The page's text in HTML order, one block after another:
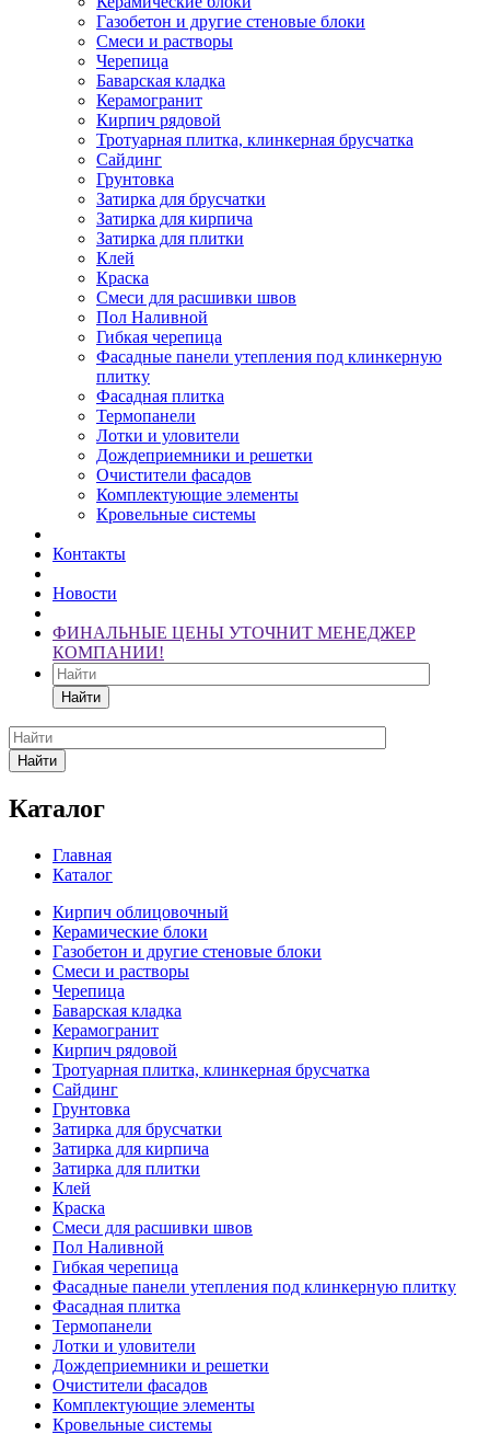
Газобетон и другие стеновые блоки
Смеси и растворы
Черепица
Баварская кладка
Керамогранит
Кирпич рядовой
Тротуарная плитка, клинкерная брусчатка
Сайдинг
Грунтовка
Затирка для брусчатки
Затирка для кирпича
Затирка для плитки
Клей
Краска
Смеси для расшивки швов
Пол Наливной
Гибкая черепица
Фасадные панели утепления под клинкерную
плитку
Фасадная плитка
Термопанели
Лотки и уловители
Дождеприемники и решетки
Очистители фасадов
Комплектующие элементы
Кровельные системы
Контакты
Новости
ФИНАЛЬНЫЕ ЦЕНЫ УТОЧНИТ МЕНЕДЖЕР
КОМПАНИИ!
Найти
Найти
Каталог
Главная
Каталог
Кирпич облицовочный
Керамические блоки
Газобетон и другие стеновые блоки
Смеси и растворы
Черепица
Баварская кладка
Керамогранит
Кирпич рядовой
Тротуарная плитка, клинкерная брусчатка
Сайдинг
Грунтовка
Затирка для брусчатки
Затирка для кирпича
Затирка для плитки
Клей
Краска
Смеси для расшивки швов
Пол Наливной
Гибкая черепица
Фасадные панели утепления под клинкерную плитку
Фасадная плитка
Термопанели
Лотки и уловители
Дождеприемники и решетки
Очистители фасадов
Комплектующие элементы
Кровельные системы